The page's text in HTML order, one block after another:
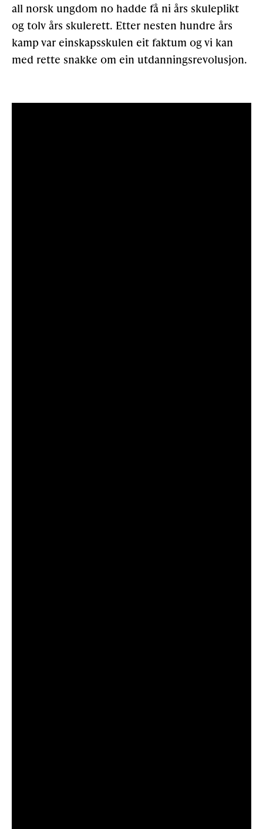
all norsk ungdom no hadde få ni års skuleplikt
og tolv års skulerett. Etter nesten hundre års
kamp var einskapsskulen eit faktum og vi kan
med rette snakke om ein utdanningsrevolusjon.